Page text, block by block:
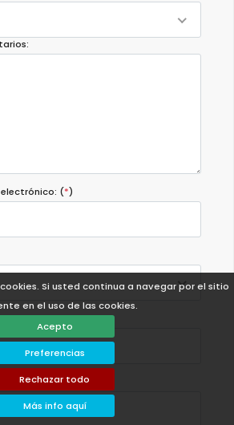
Si usted continua a navegar por el sitio
en el uso de las cookies.
Acepto
Preferencias
Rechazar todo
Más info aquí
(*)